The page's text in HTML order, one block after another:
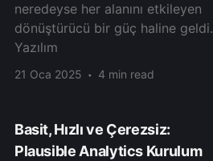
neredeyse her alanını etkileyen
dönüştürücü bir güç haline geldi.
Yazılım
21 Oca 2025 4 min read
Basit, Hızlı ve Çerezsiz:
Plausible Analytics Kurulum